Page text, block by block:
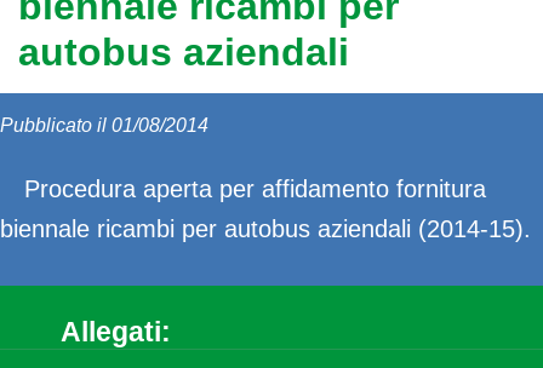
autobus aziendali
Pubblicato il 01/08/2014
Procedura aperta per affidamento fornitura
biennale ricambi per autobus aziendali (2014-15).
Allegati: